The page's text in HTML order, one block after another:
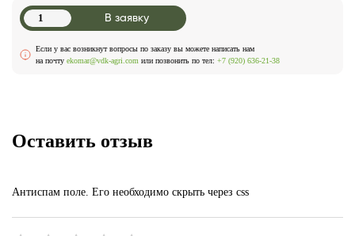
Если у вас возникнут вопросы по заказу вы можете написать нам
на почту ekomar@vdk-agri.com или позвонить по тел: +7 (920) 636-21-38
В заявку
Оставить отзыв
Антиспам поле. Его необходимо скрыть через css